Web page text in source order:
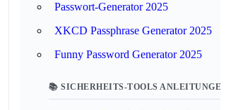
Passwort-Generator 2025
XKCD Passphrase Generator 2025
Funny Password Generator 2025
📚 SICHERHEITS-TOOLS ANLEITUNGEN